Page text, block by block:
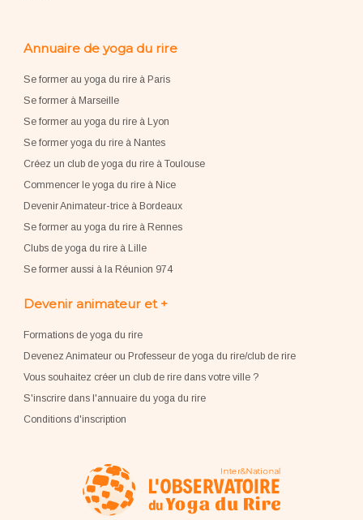
Annuaire de yoga du rire
Se former au yoga du rire à Paris
Se former à Marseille
Se former au yoga du rire à Lyon
Se former yoga du rire à Nantes
Créez un club de yoga du rire à Toulouse
Commencer le yoga du rire à Nice
Devenir Animateur-trice à Bordeaux
Se former au yoga du rire à Rennes
Clubs de yoga du rire à Lille
Se former aussi à la Réunion 974
Devenir animateur et +
Formations de yoga du rire
Devenez Animateur ou Professeur de yoga du rire/club de rire
Vous souhaitez créer un club de rire dans votre ville ?
S'inscrire dans l'annuaire du yoga du rire
Conditions d'inscription